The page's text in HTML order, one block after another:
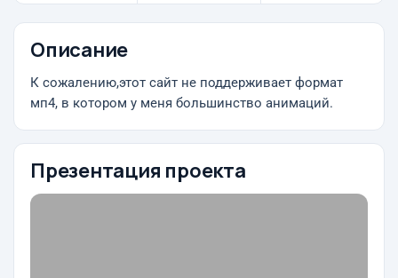
Описание
К сожалению,этот сайт не поддерживает формат
мп4, в котором у меня большинство анимаций.
Презентация проекта